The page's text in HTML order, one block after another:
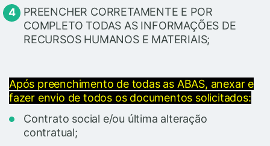
PREENCHER CORRETAMENTE E POR
COMPLETO TODAS AS INFORMAÇÕES DE
RECURSOS HUMANOS E MATERIAIS;
Após preenchimento de todas as ABAS, anexar e
fazer envio de todos os documentos solicitados:
Contrato social e/ou última alteração
contratual;